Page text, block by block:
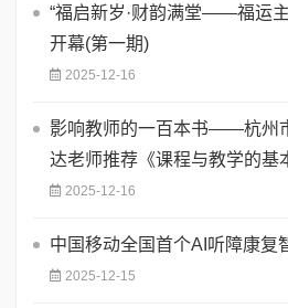
“福启新岁·财韵满堂——福运
开幕(第一期)
2025-12-16
影响教师的一百本书——杭州
达老师推荐《课程与教学的基
2025-12-16
中国移动全国首个AI听障康复
2025-12-15